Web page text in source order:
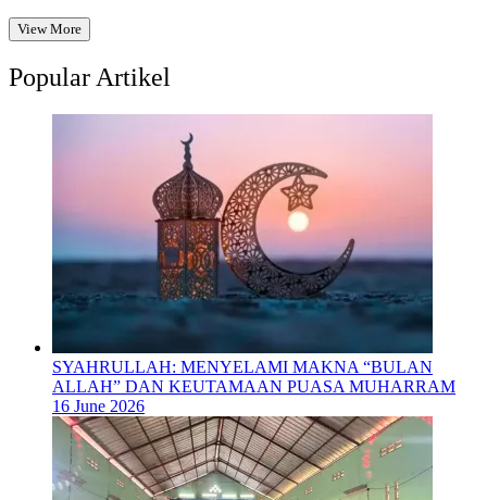
View More
Popular Artikel
SYAHRULLAH: MENYELAMI MAKNA “BULAN
ALLAH” DAN KEUTAMAAN PUASA MUHARRAM
16 June 2026